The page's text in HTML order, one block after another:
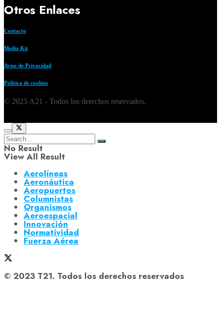
Otros Enlaces
Contacto
Media Kit
Aviso de Privacidad
Política de cookies
© 2025 A21 - Todos los derechos reservados.
No Result
View All Result
Aerolíneas
Aeronáutica
Aeropuertos
Columnistas
Organismos
Aeroespacial
Innovación
Normatividad
Fuerza Aérea
© 2023 T21. Todos los derechos reservados